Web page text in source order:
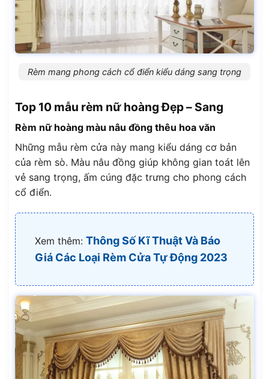
Rèm mang phong cách cổ điển kiểu dáng sang trọng
Top 10 mẫu rèm nữ hoàng Đẹp – Sang
Rèm nữ hoàng màu nâu đồng thêu hoa văn
Những mẫu rèm cửa này mang kiểu dáng cơ bản
của rèm sò. Màu nâu đồng giúp không gian toát lên
vẻ sang trọng, ấm cúng đặc trưng cho phong cách
cổ điển.
Xem thêm: Thông Số Kĩ Thuật Và Báo
Giá Các Loại Rèm Cửa Tự Động 2023